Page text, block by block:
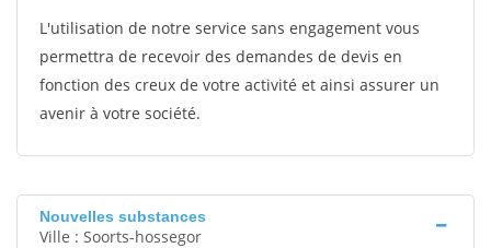
L'utilisation de notre service sans engagement vous
permettra de recevoir des demandes de devis en
fonction des creux de votre activité et ainsi assurer un
avenir à votre société.
Nouvelles substances
Ville : Soorts-hossegor